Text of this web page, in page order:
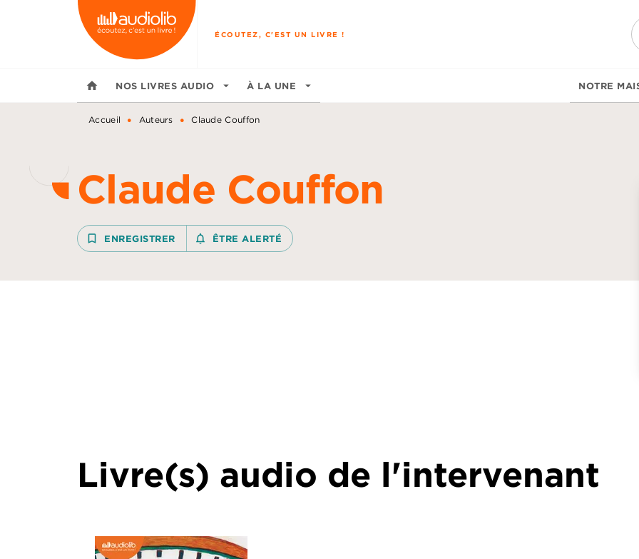
MENU RECHERCHE
ÉCOUTEZ, C'EST UN LIVRE !
home NOS LIVRES AUDIO arrow_drop_down À LA UNE arrow_drop_down NOTRE
Accueil • Auteurs • Claude Couffon
Claude Couffon
bookmark_border ENREGISTRER notifications_none_outlined
ÊTRE ALERTÉ
Livre(s) audio de l'intervenant